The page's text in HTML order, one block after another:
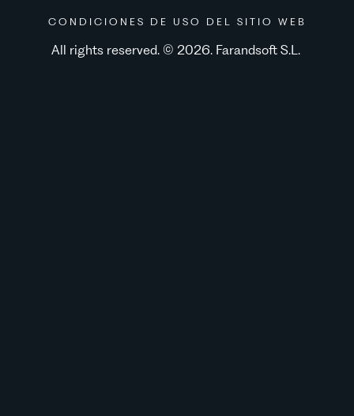
CONDICIONES DE USO DEL SITIO WEB
All rights reserved. © 2026. Farandsoft S.L.